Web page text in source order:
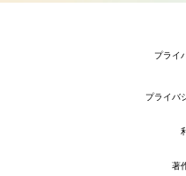
プライ
プライバ
著